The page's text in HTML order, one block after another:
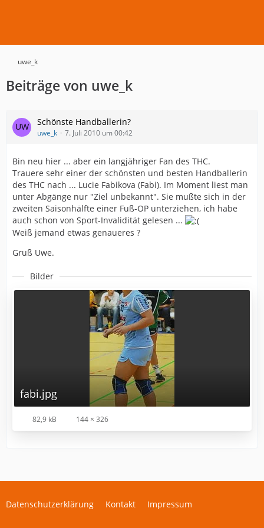
uwe_k
Beiträge von uwe_k
Schönste Handballerin?
uwe_k 7. Juli 2010 um 00:42
Bin neu hier ... aber ein langjähriger Fan des THC.
Trauere sehr einer der schönsten und besten Handballerin
des THC nach ... Lucie Fabikova (Fabi). Im Moment liest man
unter Abgänge nur "Ziel unbekannt". Sie mußte sich in der
zweiten Saisonhälfte einer Fuß-OP unterziehen, ich habe
auch schon von Sport-Invalidität gelesen ...
Weiß jemand etwas genaueres ?
Gruß Uwe.
Bilder
fabi.jpg
82,9 kB 144 × 326
Datenschutzerklärung Kontakt Impressum